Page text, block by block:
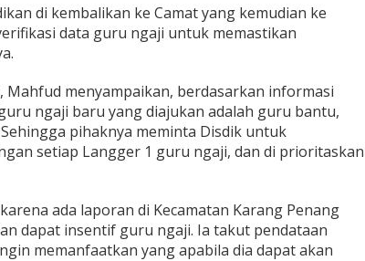
di kembalikan ke Camat yang kemudian ke
data guru ngaji untuk memastikan
Mahfud menyampaikan, berdasarkan informasi
ngaji baru yang diajukan adalah guru bantu,
pihaknya meminta Disdik untuk
setiap Langger 1 guru ngaji, dan di prioritaskan
ada laporan di Kecamatan Karang Penang
dapat insentif guru ngaji. Ia takut pendataan
memanfaatkan yang apabila dia dapat akan